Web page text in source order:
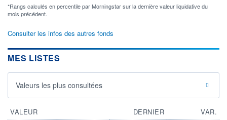
*Rangs calculés en percentile par Morningstar sur la dernière valeur liquidative du
mois précédent.
Consulter les infos des autres fonds
MES LISTES
Valeurs les plus consultées
VALEUR DERNIER
VAR.